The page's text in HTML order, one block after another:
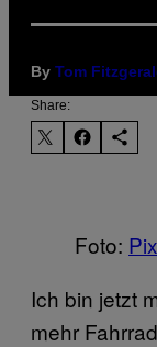
By Tom
Share:
Foto:
Ich bin jetzt
mehr